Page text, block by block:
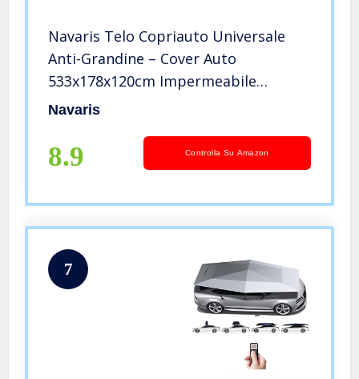
Navaris Telo Copriauto Universale
Anti-Grandine – Cover Auto
533x178x120cm Impermeabile
Antigelo Antipioggia – Copertura
Navaris
8.9 Controlla Su Amazon
7